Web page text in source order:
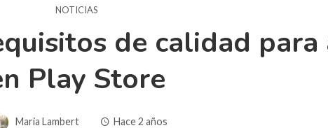
NOTICIAS
de calidad para
Play Store
Maria Lambert Hace 2 años